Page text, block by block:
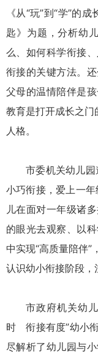
《从“玩”到“学”的
匙》为题，分析幼
么、如何科学衔接
衔接的关键方法。
父母的温情陪伴是
教育是打开成长之门
人格。
市委机关幼儿
小巧衔接，爱上一
儿在面对一年级诸
的眼光去观察、以
中实现“高质量陪伴
认识幼小衔接阶段，
市政府机关幼
时 衔接有度”幼小
尽解析了幼儿园与